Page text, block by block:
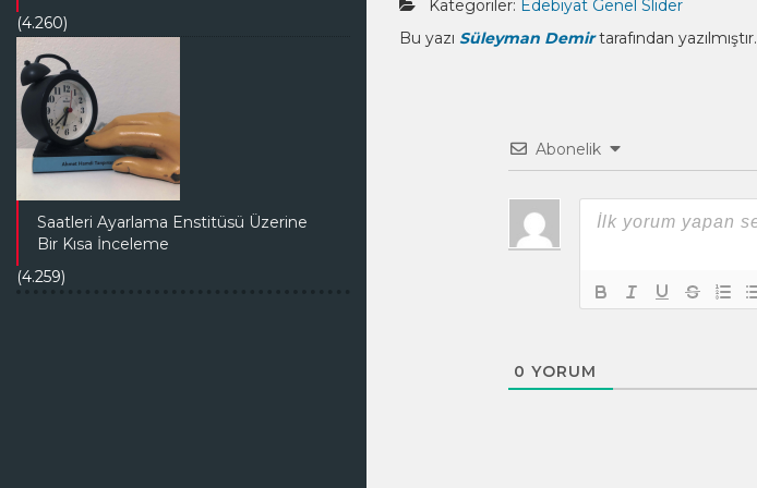
(4.260)
Saatleri Ayarlama Enstitüsü Üzerine
Bir Kısa İnceleme
(4.259)
Kategoriler: Edebiyat Genel Slider
Bu yazı Süleyman Demirtarafından yazılmıştır.
Abonelik
0 YORUM